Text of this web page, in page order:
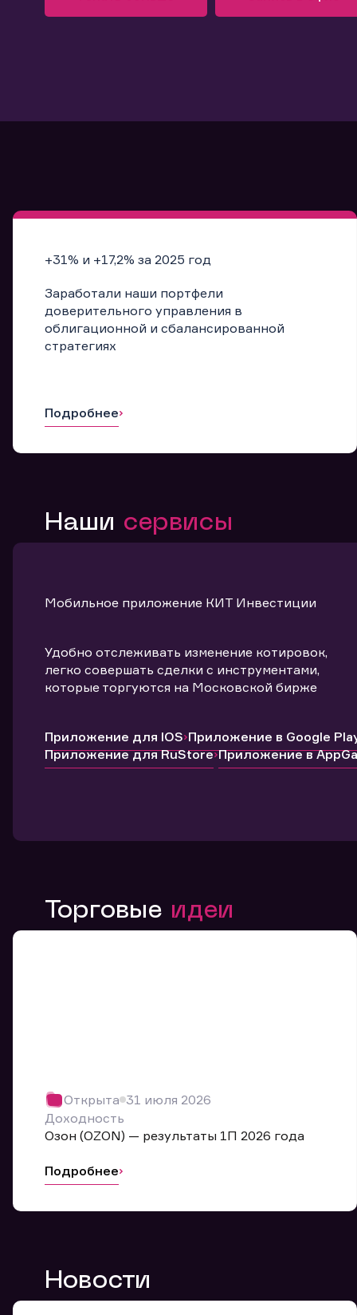
+31% и +17,2% за 2025 год
Заработали наши портфели
доверительного управления в
облигационной и сбалансированной
стратегиях
Подробнее
Наши сервисы
Мобильное приложение КИТ Инвестиции
Удобно отслеживать изменение котировок,
легко совершать сделки с инструментами,
которые торгуются на Московской бирже
Приложение для IOS Приложение в Google
Приложение для RuStore Приложение в
Торговые идеи
Открыта 31 июля 2026
Доходность
Озон (OZON) — результаты 1П 2026 года
Подробнее
Новости
Мы